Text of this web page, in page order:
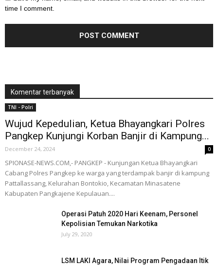
time I comment.
Komentar terbanyak
TNI - Polri
Wujud Kepedulian, Ketua Bhayangkari Polres
Pangkep Kunjungi Korban Banjir di Kampung...
December 24, 2024 0
SPIONASE-NEWS.COM,- PANGKEP - Kunjungan Ketua Bhayangkari
Cabang Polres Pangkep ke warga yang terdampak banjir di kampung
Pattallassang, Kelurahan Bontokio, Kecamatan Minasatene
Kabupaten Pangkajene Kepulauan....
Operasi Patuh 2020 Hari Keenam, Personel
Kepolisian Temukan Narkotika
July 29, 2020
LSM LAKI Agara, Nilai Program Pengadaan Itik